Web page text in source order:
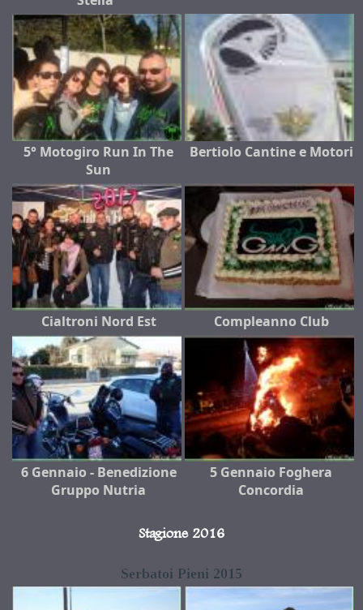
5° Motogiro Run In The
Sun
Bertiolo Cantine e Motori
Cialtroni Nord Est Compleanno Club
6 Gennaio - Benedizione
Gruppo Nutria
5 Gennaio Foghera
Concordia
Stagione 2016
Serbatoi Pieni 2015